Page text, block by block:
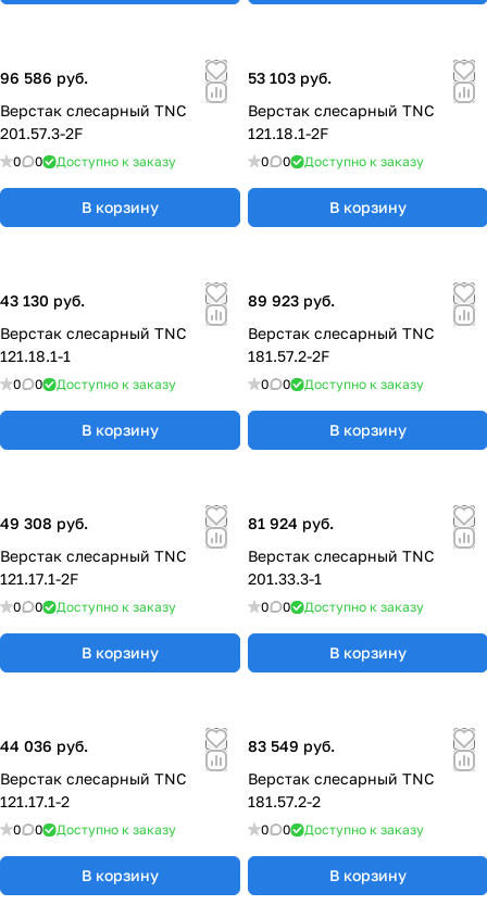
96 586 руб.
Верстак слесарный TNC
201.57.3-2F
0 0 Доступно к заказу
В корзину
53 103 руб.
Верстак слесарный TNC
121.18.1-2F
0 0 Доступно к заказу
В корзину
43 130 руб.
Верстак слесарный TNC
121.18.1-1
0 0 Доступно к заказу
В корзину
89 923 руб.
Верстак слесарный TNC
181.57.2-2F
0 0 Доступно к заказу
В корзину
49 308 руб.
Верстак слесарный TNC
121.17.1-2F
0 0 Доступно к заказу
В корзину
81 924 руб.
Верстак слесарный TNC
201.33.3-1
0 0 Доступно к заказу
В корзину
44 036 руб.
Верстак слесарный TNC
121.17.1-2
0 0 Доступно к заказу
В корзину
83 549 руб.
Верстак слесарный TNC
181.57.2-2
0 0 Доступно к заказу
В корзину